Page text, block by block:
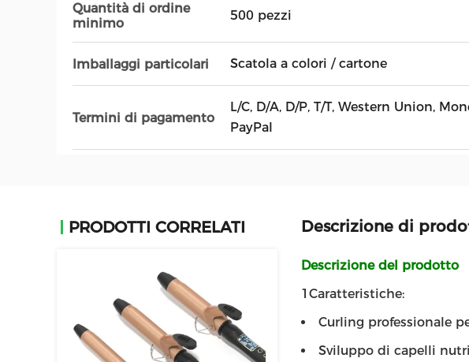
Quantità di ordine
minimo
500 pezzi
Imballaggi particolari Scatola a colori / cartone
Termini di pagamento
L/C, D/A, D/P, T/T, Western Union,
PayPal
PRODOTTI CORRELATI Descrizione di
Descrizione del prodotto
1Caratteristiche:
Curling professionale
Sviluppo di capelli